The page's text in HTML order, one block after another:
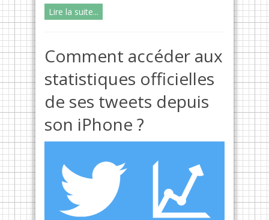
Lire la suite...
Comment accéder aux
statistiques officielles
de ses tweets depuis
son iPhone ?